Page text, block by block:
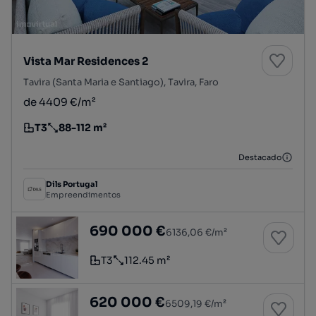
Vista Mar Residences 2
Tavira (Santa Maria e Santiago), Tavira, Faro
de 4409 €/m²
Tipologia
T3
Preço por metro quadrado
88-112 m²
Destacado
Dils Portugal
Empreendimentos
Penthouse T3 inserida em novo
690 000 €6136,06 €/m²
Tipologia
T3
Preço por metro quadrado
112.45 m²
Penthouse T3 inserida em novo
620 000 €6509,19 €/m²